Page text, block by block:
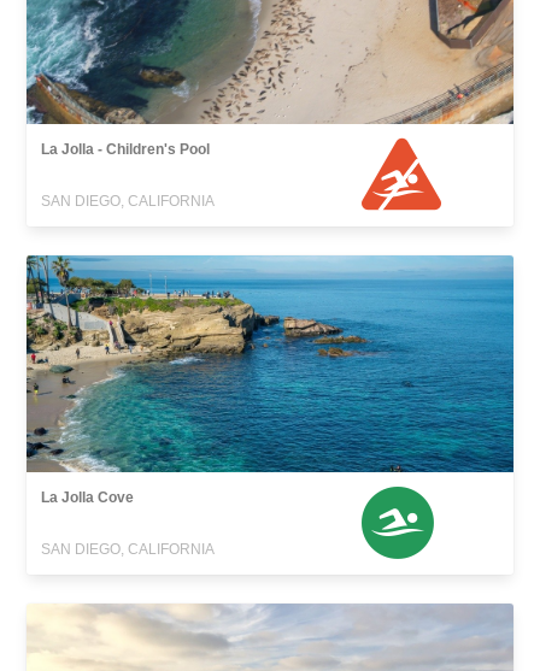
La Jolla - Children's Pool
SAN DIEGO, CALIFORNIA
La Jolla Cove
SAN DIEGO, CALIFORNIA